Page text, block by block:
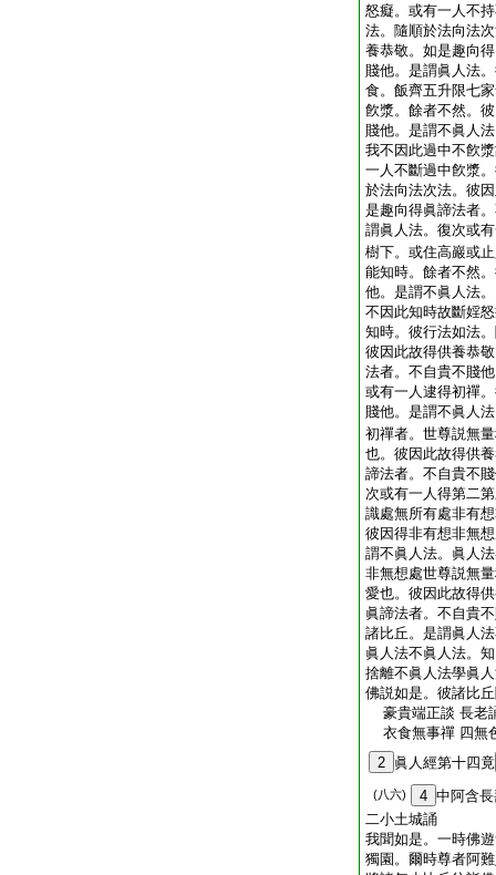
怒癡。或有一人不
法。隨順於法向法
養恭敬。如是趣向
賤他。是謂眞人法
食。飯齊五升限七
飮漿。餘者不然。
賤他。是謂不眞人
我不因此過中不飮
一人不斷過中飮漿
於法向法次法。彼
是趣向得眞諦法者
謂眞人法。復次或
樹下。或住高巖或
能知時。餘者不然
他。是謂不眞人法
不因此知時故斷婬
知時。彼行法如法
彼因此故得供養恭
法者。不自貴不賤
或有一人逮得初禪
賤他。是謂不眞人
初禪者。世尊説無
也。彼因此故得供
諦法者。不自貴不
次或有一人得第二
識處無所有處非有
彼因得非有想非無
謂不眞人法。眞人
非無想處世尊説無
愛也。彼因此故得
眞諦法者。不自貴
諸比丘。是謂眞人
眞人法不眞人法。
捨離不眞人法學眞
佛説如是。彼諸比
豪貴端正談 長老
衣食無事禪 四無
2 眞人經第十四竟
(八六) 4 中阿含
二小土城誦
我聞如是。一時佛
獨園。爾時尊者阿